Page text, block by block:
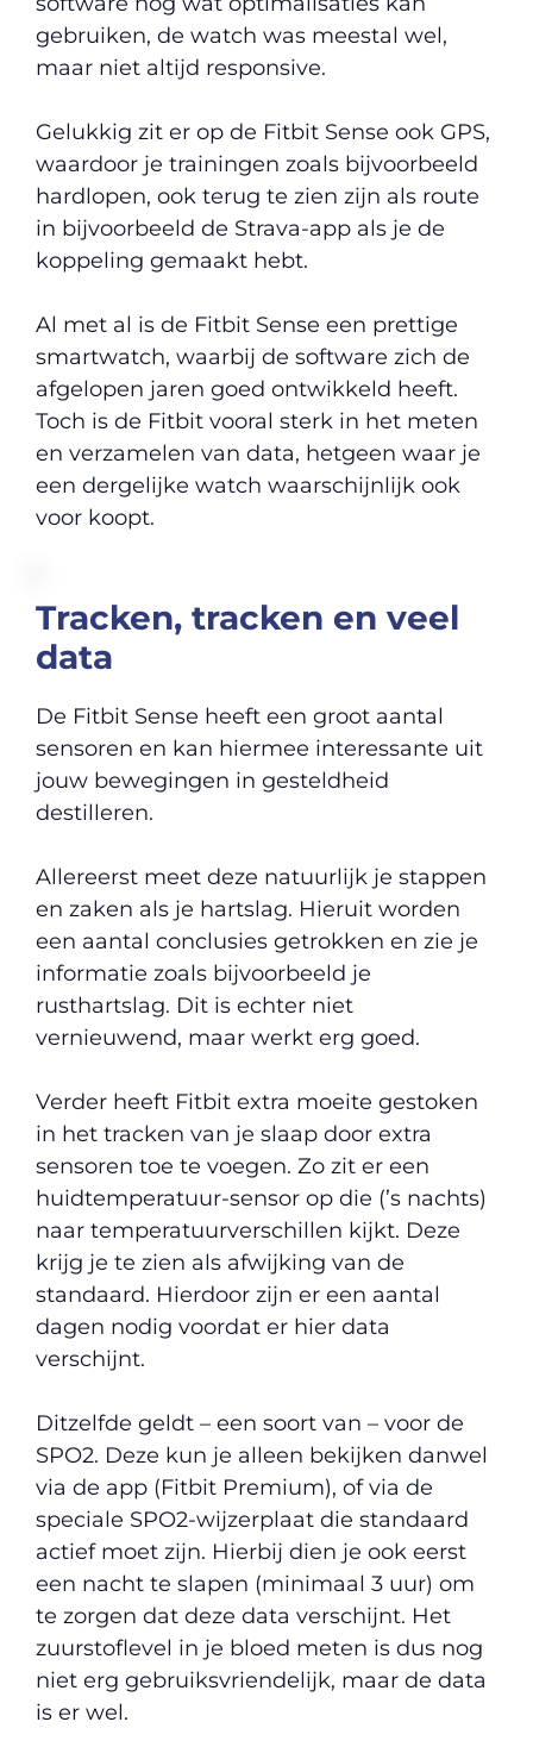
gebruiken, de watch was meestal wel,
maar niet altijd responsive.
Gelukkig zit er op de Fitbit Sense ook GPS,
waardoor je trainingen zoals bijvoorbeeld
hardlopen, ook terug te zien zijn als route
in bijvoorbeeld de Strava-app als je de
koppeling gemaakt hebt.
Al met al is de Fitbit Sense een prettige
smartwatch, waarbij de software zich de
afgelopen jaren goed ontwikkeld heeft.
Toch is de Fitbit vooral sterk in het meten
en verzamelen van data, hetgeen waar je
een dergelijke watch waarschijnlijk ook
voor koopt.
Tracken, tracken en veel
data
De Fitbit Sense heeft een groot aantal
sensoren en kan hiermee interessante uit
jouw bewegingen in gesteldheid
destilleren.
Allereerst meet deze natuurlijk je stappen
en zaken als je hartslag. Hieruit worden
een aantal conclusies getrokken en zie je
informatie zoals bijvoorbeeld je
rusthartslag. Dit is echter niet
vernieuwend, maar werkt erg goed.
Verder heeft Fitbit extra moeite gestoken
in het tracken van je slaap door extra
sensoren toe te voegen. Zo zit er een
huidtemperatuur-sensor op die (’s nachts)
naar temperatuurverschillen kijkt. Deze
krijg je te zien als afwijking van de
standaard. Hierdoor zijn er een aantal
dagen nodig voordat er hier data
verschijnt.
Ditzelfde geldt – een soort van – voor de
SPO2. Deze kun je alleen bekijken danwel
via de app (Fitbit Premium), of via de
speciale SPO2-wijzerplaat die standaard
actief moet zijn. Hierbij dien je ook eerst
een nacht te slapen (minimaal 3 uur) om
te zorgen dat deze data verschijnt. Het
zuurstoflevel in je bloed meten is dus nog
niet erg gebruiksvriendelijk, maar de data
is er wel.